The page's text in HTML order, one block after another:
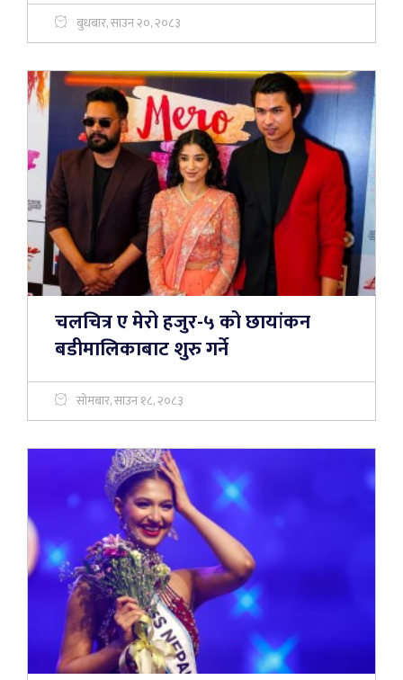
बुधबार, साउन २०, २०८३
चलचित्र ए मेरो हजुर-५ को छायांकन
बडीमालिकाबाट शुरु गर्ने
सोमबार, साउन १८, २०८३